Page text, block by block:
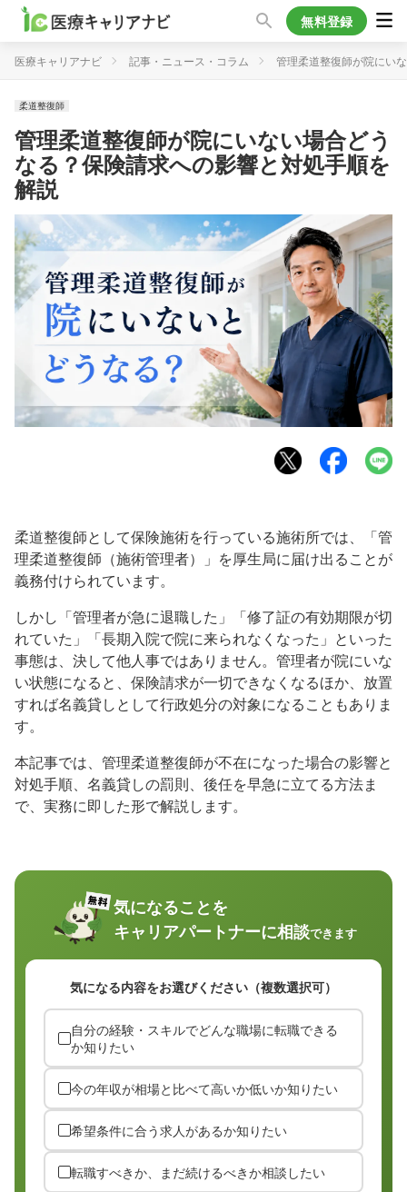
無料登録
医療キャリアナビ 記事・ニュース・コラム 管理柔道整復師が院にい
柔道整復師
管理柔道整復師が院にいない場合どう
なる？保険請求への影響と対処手順を
解説
柔道整復師として保険施術を行っている施術所では、「管
理柔道整復師（施術管理者）」を厚生局に届け出ることが
義務付けられています。
しかし「管理者が急に退職した」「修了証の有効期限が切
れていた」「長期入院で院に来られなくなった」といった
事態は、決して他人事ではありません。管理者が院にいな
い状態になると、保険請求が一切できなくなるほか、放置
すれば名義貸しとして行政処分の対象になることもありま
す。
本記事では、管理柔道整復師が不在になった場合の影響と
対処手順、名義貸しの罰則、後任を早急に立てる方法ま
で、実務に即した形で解説します。
気になることを
キャリアパートナーに相談できます
気になる内容をお選びください（複数選択可）
自分の経験・スキルでどんな職場に転職できる
か知りたい
今の年収が相場と比べて高いか低いか知りたい
希望条件に合う求人があるか知りたい
転職すべきか、まだ続けるべきか相談したい